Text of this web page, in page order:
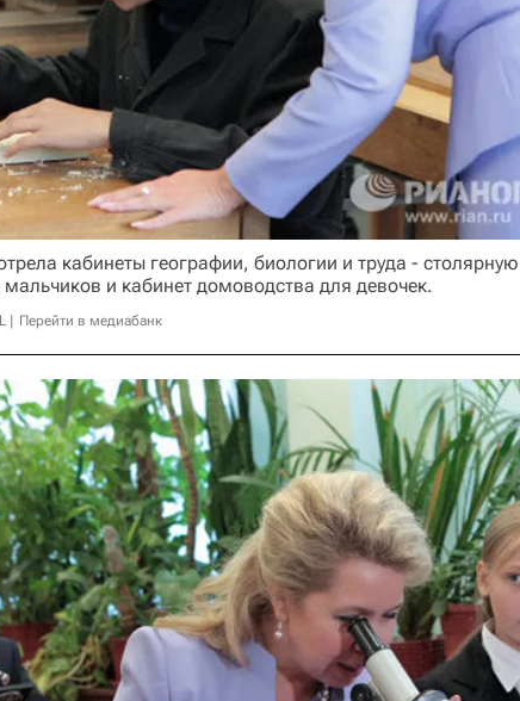
кабинеты географии, биологии и труда - столярную
и кабинет домоводства для девочек.
Перейти в медиабанк